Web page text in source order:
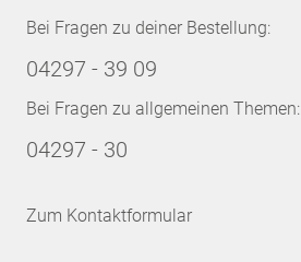
Bei Fragen zu deiner Bestellung:
04297 - 39 09
Bei Fragen zu allgemeinen Themen:
04297 - 30
Zum Kontaktformular